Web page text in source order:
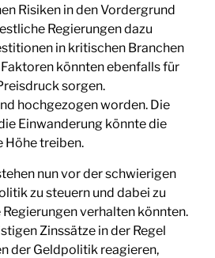
Risiken in den Vordergrund
Regierungen dazu
in kritischen Branchen
könnten ebenfalls für
sorgen.
hochgezogen worden. Die
Einwanderung könnte die
Höhe treiben.
nun vor der schwierigen
zu steuern und dabei zu
verhalten könnten.
Zinssätze in der Regel
der Geldpolitik reagieren,